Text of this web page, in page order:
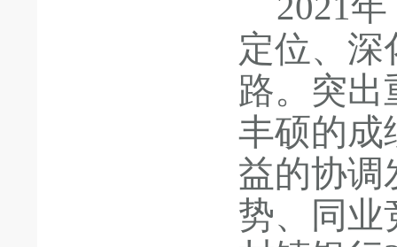
定位、深
路。 突出
丰硕的成
益的协调
势、同业